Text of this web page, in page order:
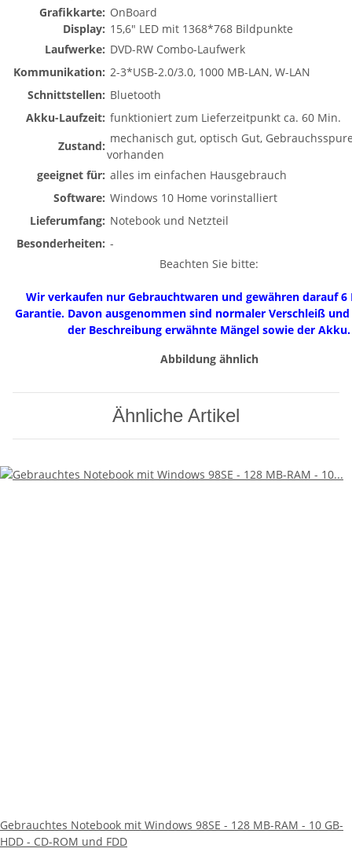
Grafikkarte:
Display:
OnBoard
15,6" LED mit 1368*768 Bildpunkte
Laufwerke: DVD-RW Combo-Laufwerk
Kommunikation: 2-3*USB-2.0/3.0, 1000 MB-LAN, W-LAN
Schnittstellen: Bluetooth
Akku-Laufzeit: funktioniert zum Lieferzeitpunkt ca. 60 Min.
Zustand:
mechanisch gut, optisch Gut,
vorhanden
geeignet für: alles im einfachen Hausgebrauch
Software: Windows 10 Home vorinstalliert
Lieferumfang: Notebook und Netzteil
Besonderheiten: -
Beachten Sie bitte:
Wir verkaufen nur Gebrauchtwaren und gewähren darauf 6
Garantie. Davon ausgenommen sind normaler Verschleiß
der Beschreibung erwähnte Mängel sowie der Akku.
Abbildung ähnlich
Ähnliche Artikel
Gebrauchtes Notebook mit Windows 98SE - 128 MB-RAM - 10 GB-
HDD - CD-ROM und FDD